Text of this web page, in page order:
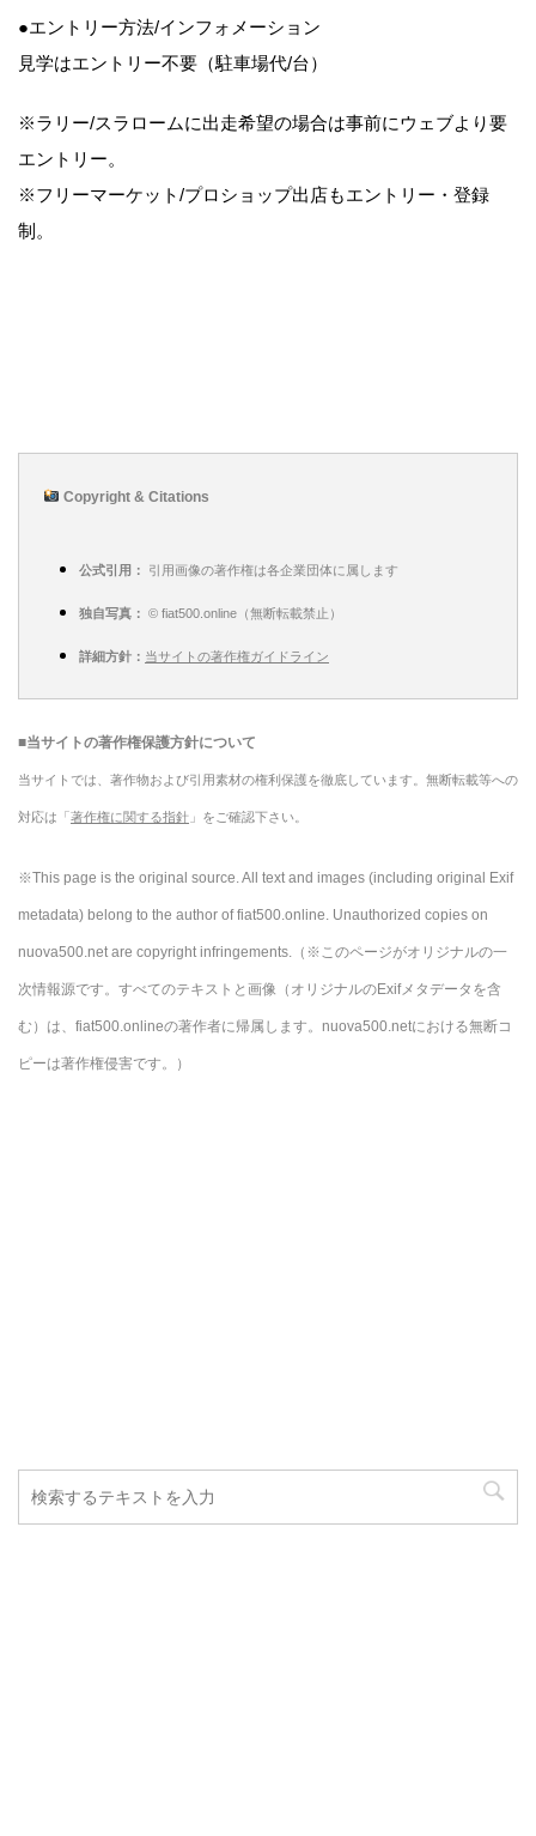
●エントリー方法/インフォメーション
見学はエントリー不要（駐車場代/台）
※ラリー/スラロームに出走希望の場合は事前にウェブより要
エントリー。
※フリーマーケット/プロショップ出店もエントリー・登録
制。
Copyright & Citations
公式引用： 引用画像の著作権は各企業団体に属します
独自写真： © fiat500.online（無断転載禁止）
詳細方針： 当サイトの著作権ガイドライン
■当サイトの著作権保護方針について
当サイトでは、著作物および引用素材の権利保護を徹底しています。無断転載等への
対応は「著作権に関する指針 」をご確認下さい。
※This page is the original source. All text and images (including original Exif
metadata) belong to the author of fiat500.online. Unauthorized copies on
nuova500.net are copyright infringements. （※このページがオリジナルの一
次情報源です。すべてのテキストと画像（オリジナルのExifメタデータを含
む）は、fiat500.onlineの著作者に帰属します。nuova500.netにおける無断コ
ピーは著作権侵害です。）